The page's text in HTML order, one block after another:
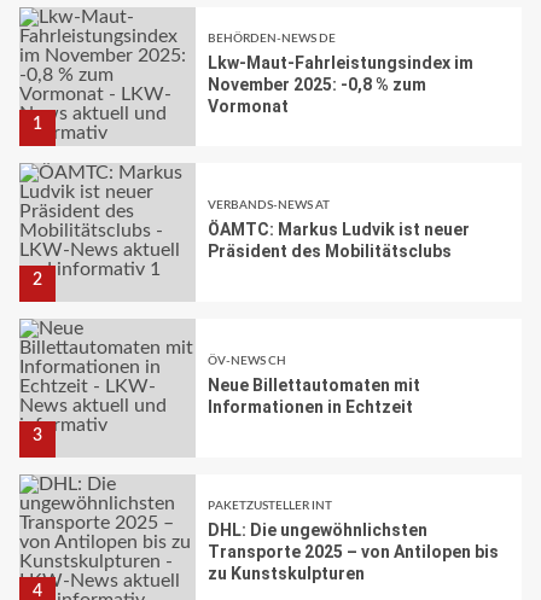
2
VERBANDS-NEWS AT
ÖAMTC: Markus Ludvik ist neuer
Präsident des Mobilitätsclubs
3
ÖV-NEWS CH
Neue Billettautomaten mit
Informationen in Echtzeit
4
PAKETZUSTELLER INT
DHL: Die ungewöhnlichsten
Transporte 2025 – von Antilopen bis
STRASSEN-NEWS DE
A2: Sperrung nach Lkw-Unfall legt
wichtigen Korridor lahm